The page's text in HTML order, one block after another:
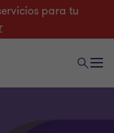
para tu